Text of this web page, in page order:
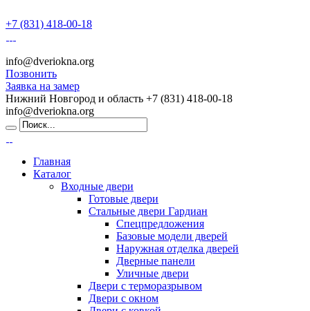
+7 (831) 418-00-18
info@dveriokna.org
Позвонить
Заявка на замер
Нижний Новгород и область +7 (831) 418-00-18
info@dveriokna.org
Главная
Каталог
Входные двери
Готовые двери
Стальные двери Гардиан
Спецпредложения
Базовые модели дверей
Наружная отделка дверей
Дверные панели
Уличные двери
Двери с терморазрывом
Двери с окном